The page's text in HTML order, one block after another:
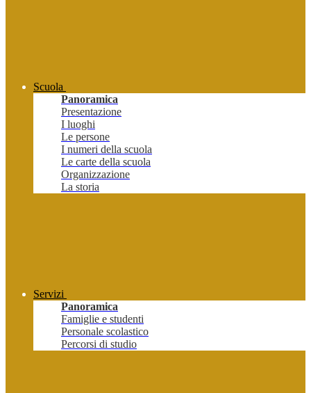
Scuola
Panoramica
Presentazione
I luoghi
Le persone
I numeri della scuola
Le carte della scuola
Organizzazione
La storia
Servizi
Panoramica
Famiglie e studenti
Personale scolastico
Percorsi di studio